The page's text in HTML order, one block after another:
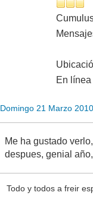
En línea
Domingo 21 Marzo
Me ha gustado
despues, genial
Todo y todos a freir